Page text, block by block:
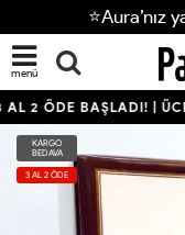
⭐Aura’nız
menü
2 ÖDE BAŞLADI! |
KARGO
BEDAVA
3 AL 2 ÖDE